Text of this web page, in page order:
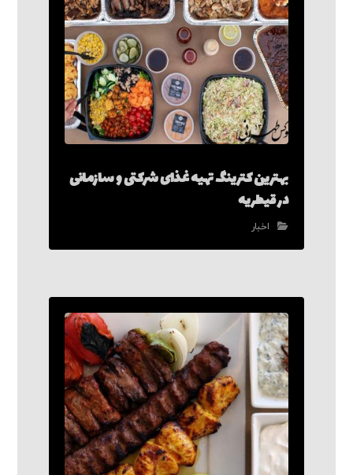
بهترین کترینگ تهیه غذای شرکتی و سازمانی
در قیطریه
اخبار